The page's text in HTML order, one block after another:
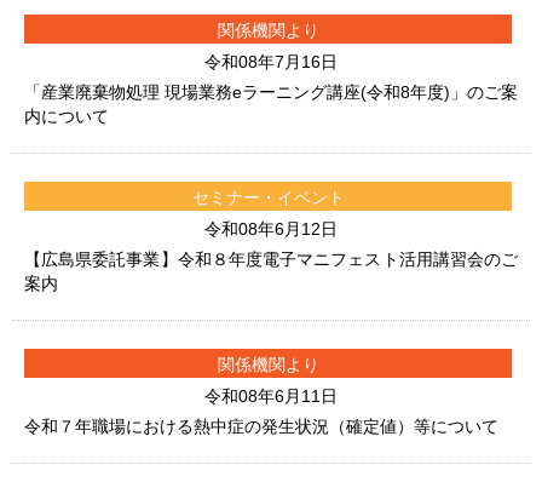
関係機関より
令和08年7月16日
「産業廃棄物処理 現場業務eラーニング講座(令和8年度)」のご案
内について
セミナー・イベント
令和08年6月12日
【広島県委託事業】令和８年度電子マニフェスト活用講習会のご
案内
関係機関より
令和08年6月11日
令和７年職場における熱中症の発生状況（確定値）等について